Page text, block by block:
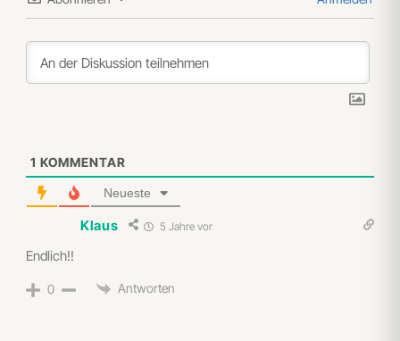
1 KOMMENTAR
Neueste
Klaus 5 Jahre vor
Endlich!!
0 Antworten